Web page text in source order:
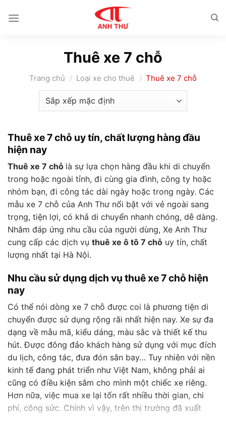
đến
Thuê xe 7 chỗ
Trang chủ / Loại xe cho thuê / Thuê xe 7 chỗ
Thuê xe 7 chỗ uy tín, chất lượng hàng đầu
hiện nay
Thuê xe 7 chỗ là sự lựa chọn hàng đầu khi di chuyển
trong hoặc ngoài tỉnh, đi cùng gia đình, công ty hoặc
nhóm bạn, đi công tác dài ngày hoặc trong ngày. Các
mẫu xe 7 chỗ của Anh Thư nổi bật với vẻ ngoài sang
trọng, tiện lợi, có khả di chuyển nhanh chóng, dễ dàng.
Nhằm đáp ứng nhu cầu của người dùng, Xe Anh Thư
cung cấp các dịch vụ thuê xe ô tô 7 chỗ uy tín, chất
lượng nhất tại Hà Nội.
Nhu cầu sử dụng dịch vụ thuê xe 7 chỗ hiện
nay
Có thể nói dòng xe 7 chỗ được coi là phương tiện di
chuyển được sử dụng rộng rãi nhất hiện nay. Xe sự đa
dạng về mẫu mã, kiểu dáng, màu sắc và thiết kế thu
hút. Được đông đảo khách hàng sử dụng với mục đích
du lịch, công tác, đưa đón sân bay… Tuy nhiên với nền
kinh tế đang phát triển như Việt Nam, không phải ai
cũng có điều kiện sắm cho mình một chiếc xe riêng.
Hơn nữa, việc mua xe lại tốn rất nhiều thời gian, chi
phí, công sức. Chính vì vậy, trên thị trường đã xuất